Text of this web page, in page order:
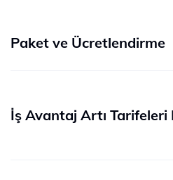
Paket ve Ücretlendirme​
İş Avantaj Artı Tarifeleri